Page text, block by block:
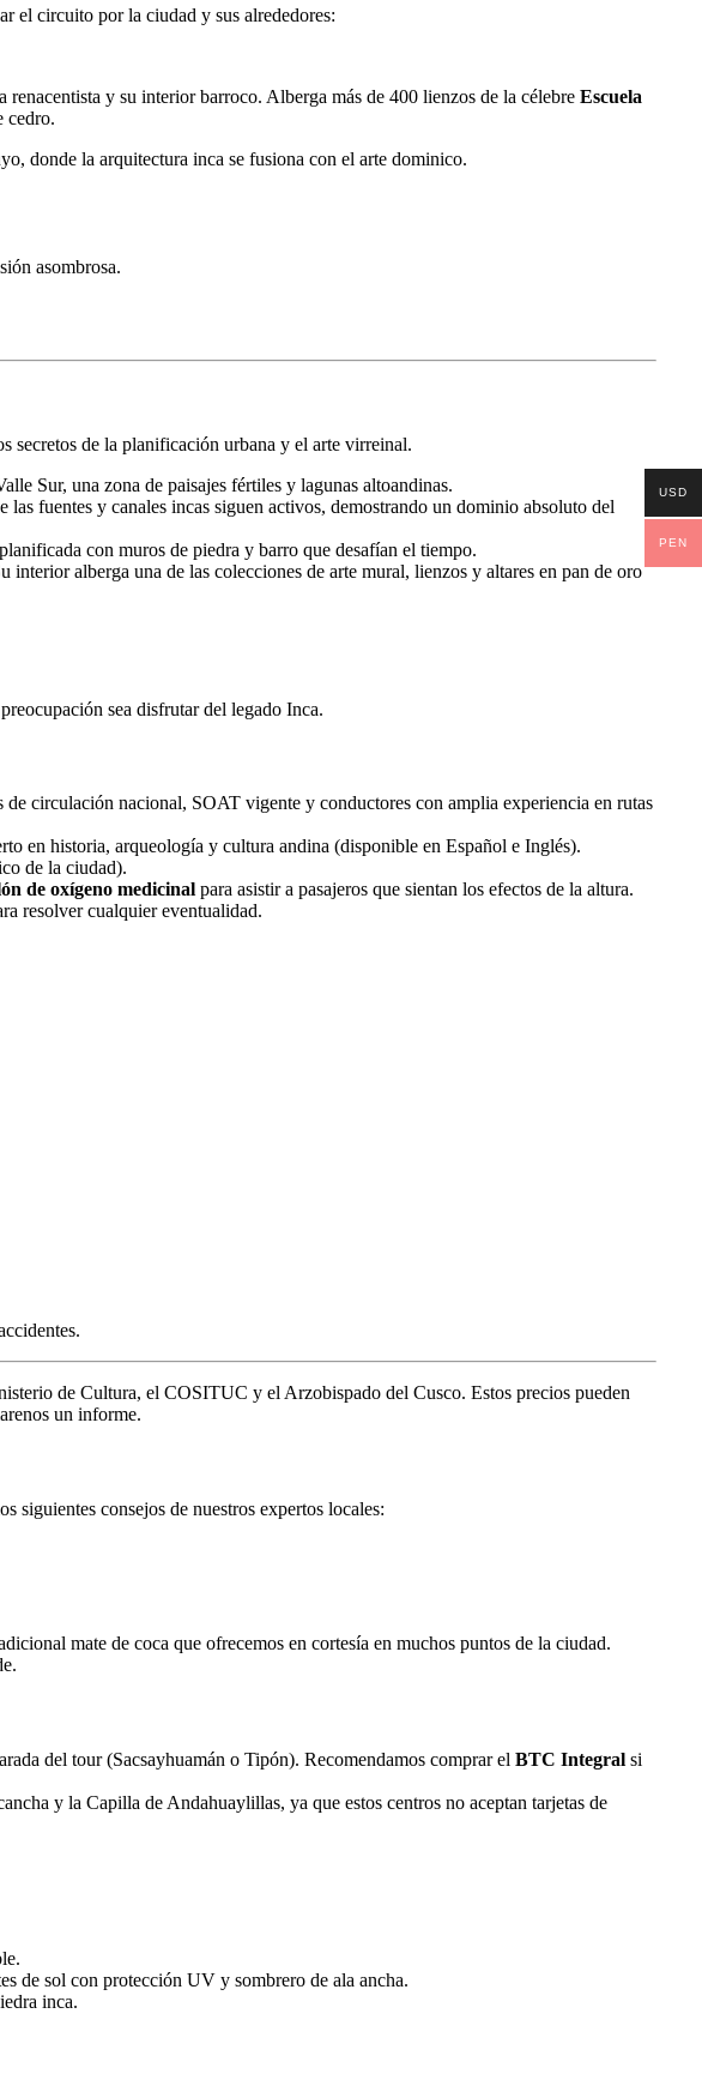
el circuito por la ciudad y sus alrededores:
y su interior barroco. Alberga más de 400 lienzos de la célebre Escuela
cedro.
donde la arquitectura inca se fusiona con el arte dominico.
asombrosa.
secretos de la planificación urbana y el arte virreinal.
Sur, una zona de paisajes fértiles y lagunas altoandinas.
fuentes y canales incas siguen activos, demostrando un dominio absoluto del
con muros de piedra y barro que desafían el tiempo.
interior alberga una de las colecciones de arte mural, lienzos y altares en pan de oro
sea disfrutar del legado Inca.
circulación nacional, SOAT vigente y conductores con amplia experiencia en rutas
en historia, arqueología y cultura andina (disponible en Español e Inglés).
de la ciudad).
de oxígeno medicinal para asistir a pasajeros que sientan los efectos de la altura.
resolver cualquier eventualidad.
de Cultura, el COSITUC y el Arzobispado del Cusco. Estos precios pueden
un informe.
siguientes consejos de nuestros expertos locales:
mate de coca que ofrecemos en cortesía en muchos puntos de la ciudad.
del tour (Sacsayhuamán o Tipón). Recomendamos comprar el BTC Integral si
y la Capilla de Andahuaylillas, ya que estos centros no aceptan tarjetas de
de sol con protección UV y sombrero de ala ancha.
inca.
USD
PEN